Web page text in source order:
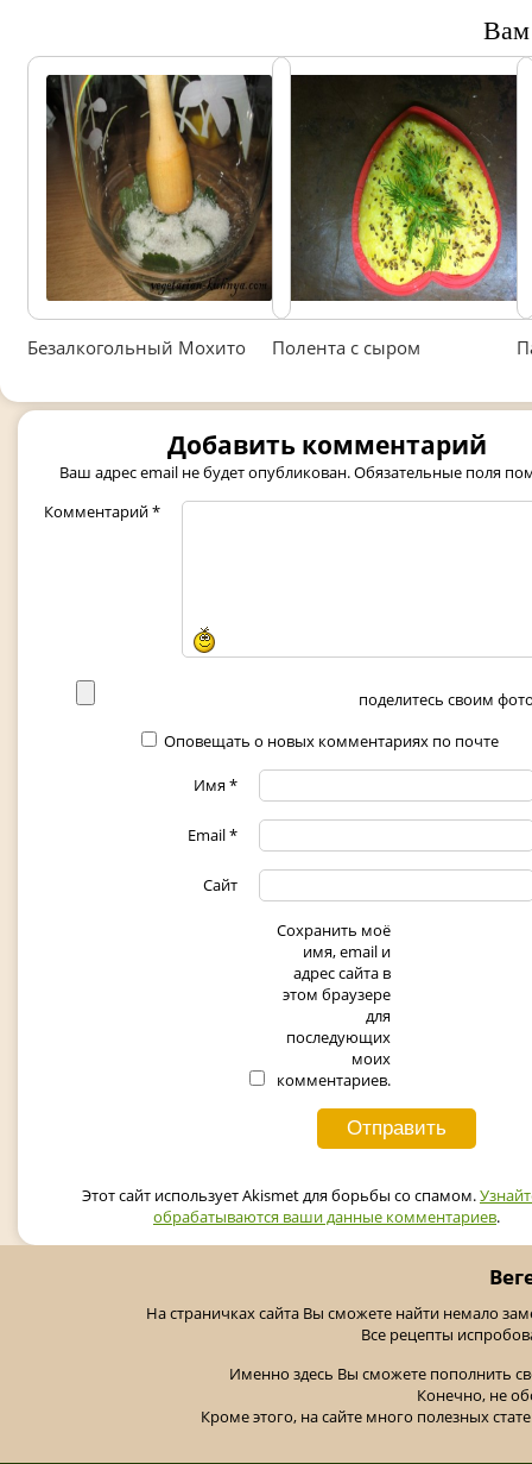
Вам
Безалкогольный Мохито Полента с сыром
Добавить комментарий
Ваш адрес email не будет опубликован.Обязательные поля
Комментарий*
поделитесь своим
Оповещать о новых комментариях по почте
Имя*
Email*
Сайт
Сохранить моё
имя, email и
адрес сайта в
этом браузере
для
последующих
моих
комментариев.
Этот сайт использует Akismet для борьбы со спамом.
обрабатываются ваши данные комментариев.
На страничках сайта Вы сможете найти немало
Все рецепты
Именно здесь Вы сможете пополнить
Конечно, не
Кроме этого, на сайте много полезных